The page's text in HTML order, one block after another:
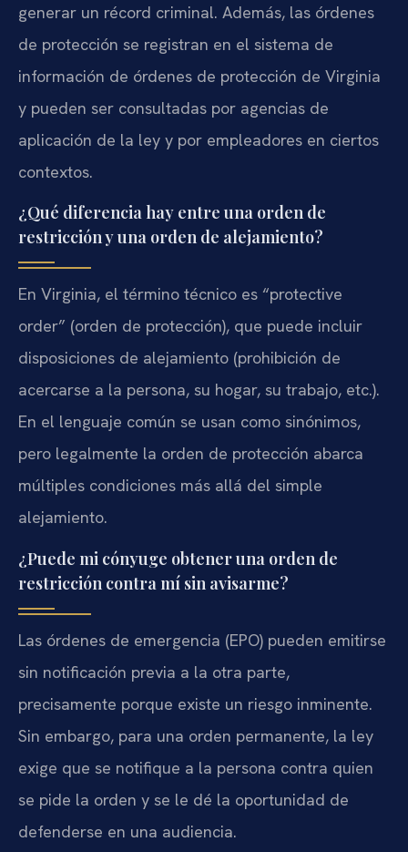
generar un récord criminal. Además, las órdenes
de protección se registran en el sistema de
información de órdenes de protección de Virginia
y pueden ser consultadas por agencias de
aplicación de la ley y por empleadores en ciertos
contextos.
¿Qué diferencia hay entre una orden de
restricción y una orden de alejamiento?
En Virginia, el término técnico es “protective
order” (orden de protección), que puede incluir
disposiciones de alejamiento (prohibición de
acercarse a la persona, su hogar, su trabajo, etc.).
En el lenguaje común se usan como sinónimos,
pero legalmente la orden de protección abarca
múltiples condiciones más allá del simple
alejamiento.
¿Puede mi cónyuge obtener una orden de
restricción contra mí sin avisarme?
Las órdenes de emergencia (EPO) pueden emitirse
sin notificación previa a la otra parte,
precisamente porque existe un riesgo inminente.
Sin embargo, para una orden permanente, la ley
exige que se notifique a la persona contra quien
se pide la orden y se le dé la oportunidad de
defenderse en una audiencia.